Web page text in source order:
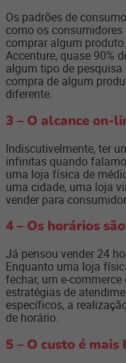
Os padrões de
como os
comprar algum
Accenture, quase 90%
algum tipo de
compra de algum
diferente.
3 – O alcance on-
Indiscutivelmente, ter
infinitas quando
uma loja física de
uma cidade, uma loja
vender para
4 – Os horários
Já pensou vender 24
Enquanto uma loja
fechar, um e-
estratégias de
específicos, a
de horário.
5 – O custo é mais